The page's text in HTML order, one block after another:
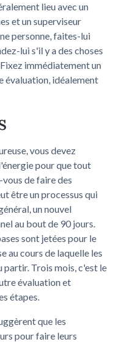
lieu avec un
et un superviseur
personne, faites-lui
lui s'il y a des choses
immédiatement un
évaluation, idéalement
vous devez
pour que tout
de faire des
être un processus qui
un nouvel
au bout de 90 jours.
sont jetées pour le
au cours de laquelle les
partir. Trois mois, c'est le
évaluation et
étapes.
que les
pour faire leurs